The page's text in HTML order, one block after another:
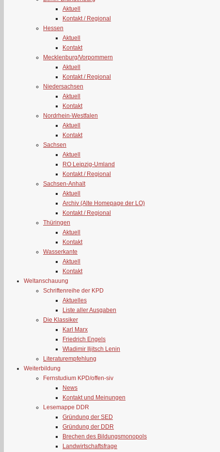
Aktuell
Kontakt / Regional
Hessen
Aktuell
Kontakt
Mecklenburg/Vorpommern
Aktuell
Kontakt / Regional
Niedersachsen
Aktuell
Kontakt
Nordrhein-Westfalen
Aktuell
Kontakt
Sachsen
Aktuell
RO Leipzig-Umland
Kontakt / Regional
Sachsen-Anhalt
Aktuell
Archiv (Alte Homepage der LO)
Kontakt / Regional
Thüringen
Aktuell
Kontakt
Wasserkante
Aktuell
Kontakt
Weltanschauung
Schriftenreihe der KPD
Aktuelles
Liste aller Ausgaben
Die Klassiker
Karl Marx
Friedrich Engels
Wladimir Iljitsch Lenin
Literaturempfehlung
Weiterbildung
Fernstudium KPD/offen-siv
News
Kontakt und Meinungen
Lesemappe DDR
Gründung der SED
Gründung der DDR
Brechen des Bildungsmonopols
Landwirtschaftsfrage